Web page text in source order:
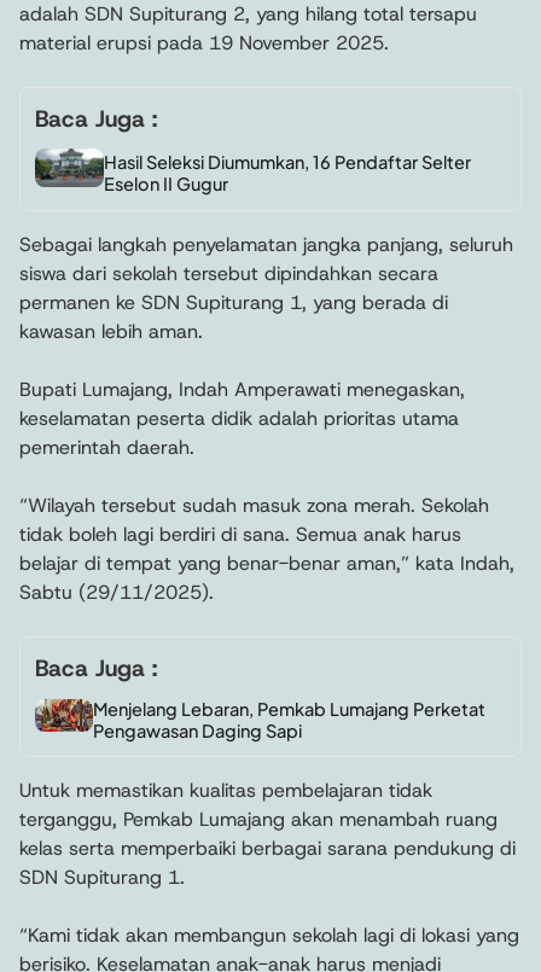
adalah SDN Supiturang 2, yang hilang total tersapu
material erupsi pada 19 November 2025.
Baca Juga :
Hasil Seleksi Diumumkan, 16 Pendaftar Selter
Eselon II Gugur
Sebagai langkah penyelamatan jangka panjang, seluruh
siswa dari sekolah tersebut dipindahkan secara
permanen ke SDN Supiturang 1, yang berada di
kawasan lebih aman.
Bupati Lumajang, Indah Amperawati menegaskan,
keselamatan peserta didik adalah prioritas utama
pemerintah daerah.
“Wilayah tersebut sudah masuk zona merah. Sekolah
tidak boleh lagi berdiri di sana. Semua anak harus
belajar di tempat yang benar-benar aman,” kata Indah,
Sabtu (29/11/2025).
Baca Juga :
Menjelang Lebaran, Pemkab Lumajang Perketat
Pengawasan Daging Sapi
Untuk memastikan kualitas pembelajaran tidak
terganggu, Pemkab Lumajang akan menambah ruang
kelas serta memperbaiki berbagai sarana pendukung di
SDN Supiturang 1.
“Kami tidak akan membangun sekolah lagi di lokasi yang
berisiko. Keselamatan anak-anak harus menjadi